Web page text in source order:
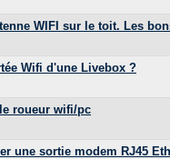
WIFI sur le toit. Les
Wifi d'une Livebox ?
roueur wifi/pc
une sortie modem RJ45